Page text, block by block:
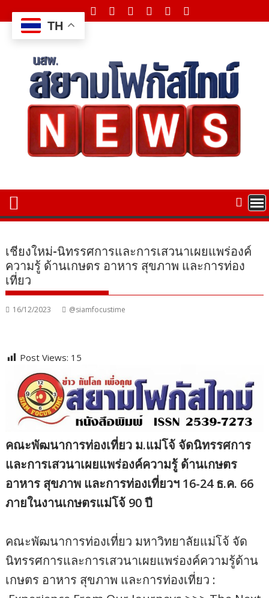
to
content
เชียงใหม่-นิทรรศการและการเสวนาเผยแพร่องค์
ความรู้ ด้านเกษตร อาหาร สุขภาพ และการท่อง
เที่ยว
16/12/2023 @siamfocustime
Post Views: 15
คณะพัฒนาการท่องเที่ยว ม.แม่โจ้ จัดนิทรรศการ
และการเสวนาเผยแพร่องค์ความรู้ ด้านเกษตร
อาหาร สุขภาพ และการท่องเที่ยวฯ 16-24 ธ.ค. 66
ภายในงานเกษตรแม่โจ้ 90 ปี
คณะพัฒนาการท่องเที่ยว มหาวิทยาลัยแม่โจ้ จัด
นิทรรศการและการเสวนาเผยแพร่องค์ความรู้ด้าน
เกษตร อาหาร สุขภาพ และการท่องเที่ยว :
TH